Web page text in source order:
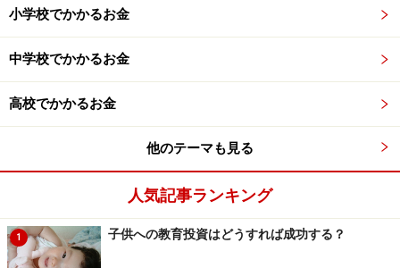
3月31日までに一般財形を払い出した場合。
（注：３月31日は土曜のため、現実には3月30日までで
長い人で9年くらい積立を行ってきた人もいると思いま
すが、「来年、高校受験でようやく使える」と期待して
いた人や、「この夏に子供が生まれる」という人は、何
年積立をしてきた人でも、今後は対象にはなりません。
小学校でかかるお金
中学校でかかるお金
高校でかかるお金
他のテーマも見る
人気記事ランキング
1 子供への教育投資はどうすれば成功する？